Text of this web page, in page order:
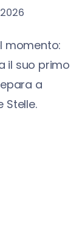
momento:
il suo primo
a
Stelle.